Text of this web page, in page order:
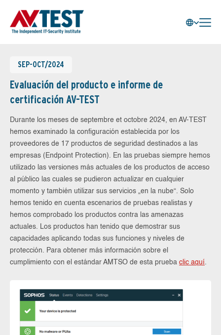
SEP-OCT/2024
Evaluación del producto e informe de
certificación AV-TEST
Durante los meses de septembre et octobre 2024, en AV-TEST
hemos examinado la configuración establecida por los
proveedores de 17 productos de seguridad destinados a las
empresas (Endpoint Protection). En las pruebas siempre hemos
utilizado las versiones más actuales de los productos de acceso
al público las cuales se pudieron actualizar en cualquier
momento y también utilizar sus servicios „en la nube“. Solo
hemos tenido en cuenta escenarios de pruebas realistas y
hemos comprobado los productos contra las amenazas
actuales. Los productos han tenido que demostrar sus
capacidades aplicando todas sus funciones y niveles de
protección. Para obtener más información sobre el
cumplimiento con el estándar AMTSO de esta prueba clic aquí.